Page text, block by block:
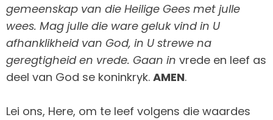
gemeenskap van die Heilige Gees met julle
wees. Mag julle die ware geluk vind in U
afhanklikheid van God, in U strewe na
geregtigheid en vrede. Gaan in vrede en leef as
deel van God se koninkryk. AMEN.
Lei ons, Here, om te leef volgens die waardes